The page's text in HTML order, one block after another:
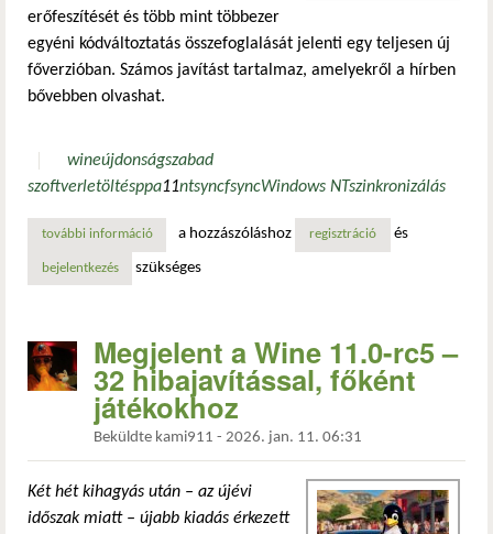
erőfeszítését és több mint többezer
egyéni kódváltoztatás összefoglalását jelenti egy teljesen új
főverzióban. Számos javítást tartalmaz, amelyekről a hírben
bővebben olvashat.
wineújdonságszabad
szoftverletöltésppa11ntsyncfsyncWindows NTszinkronizálás
további információez tizenegyes! – teljes wow64 mód és linux kernel ntsync
a hozzászóláshoz regisztráció és
bejelentkezés szükséges
Megjelent a Wine 11.0-rc5 –
32 hibajavítással, főként
játékokhoz
Beküldte kami911 - 2026. jan. 11. 06:31
Két hét kihagyás után – az újévi
időszak miatt – újabb kiadás érkezett